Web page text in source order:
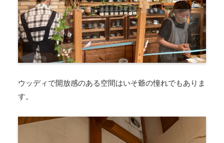
ウッディで開放感のある空間はいそ爺の憧れでもありま
す。